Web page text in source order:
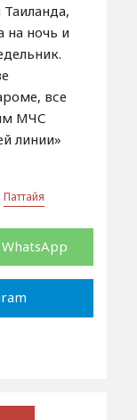
на ночь и
все
МЧС
линии»
Паттайя